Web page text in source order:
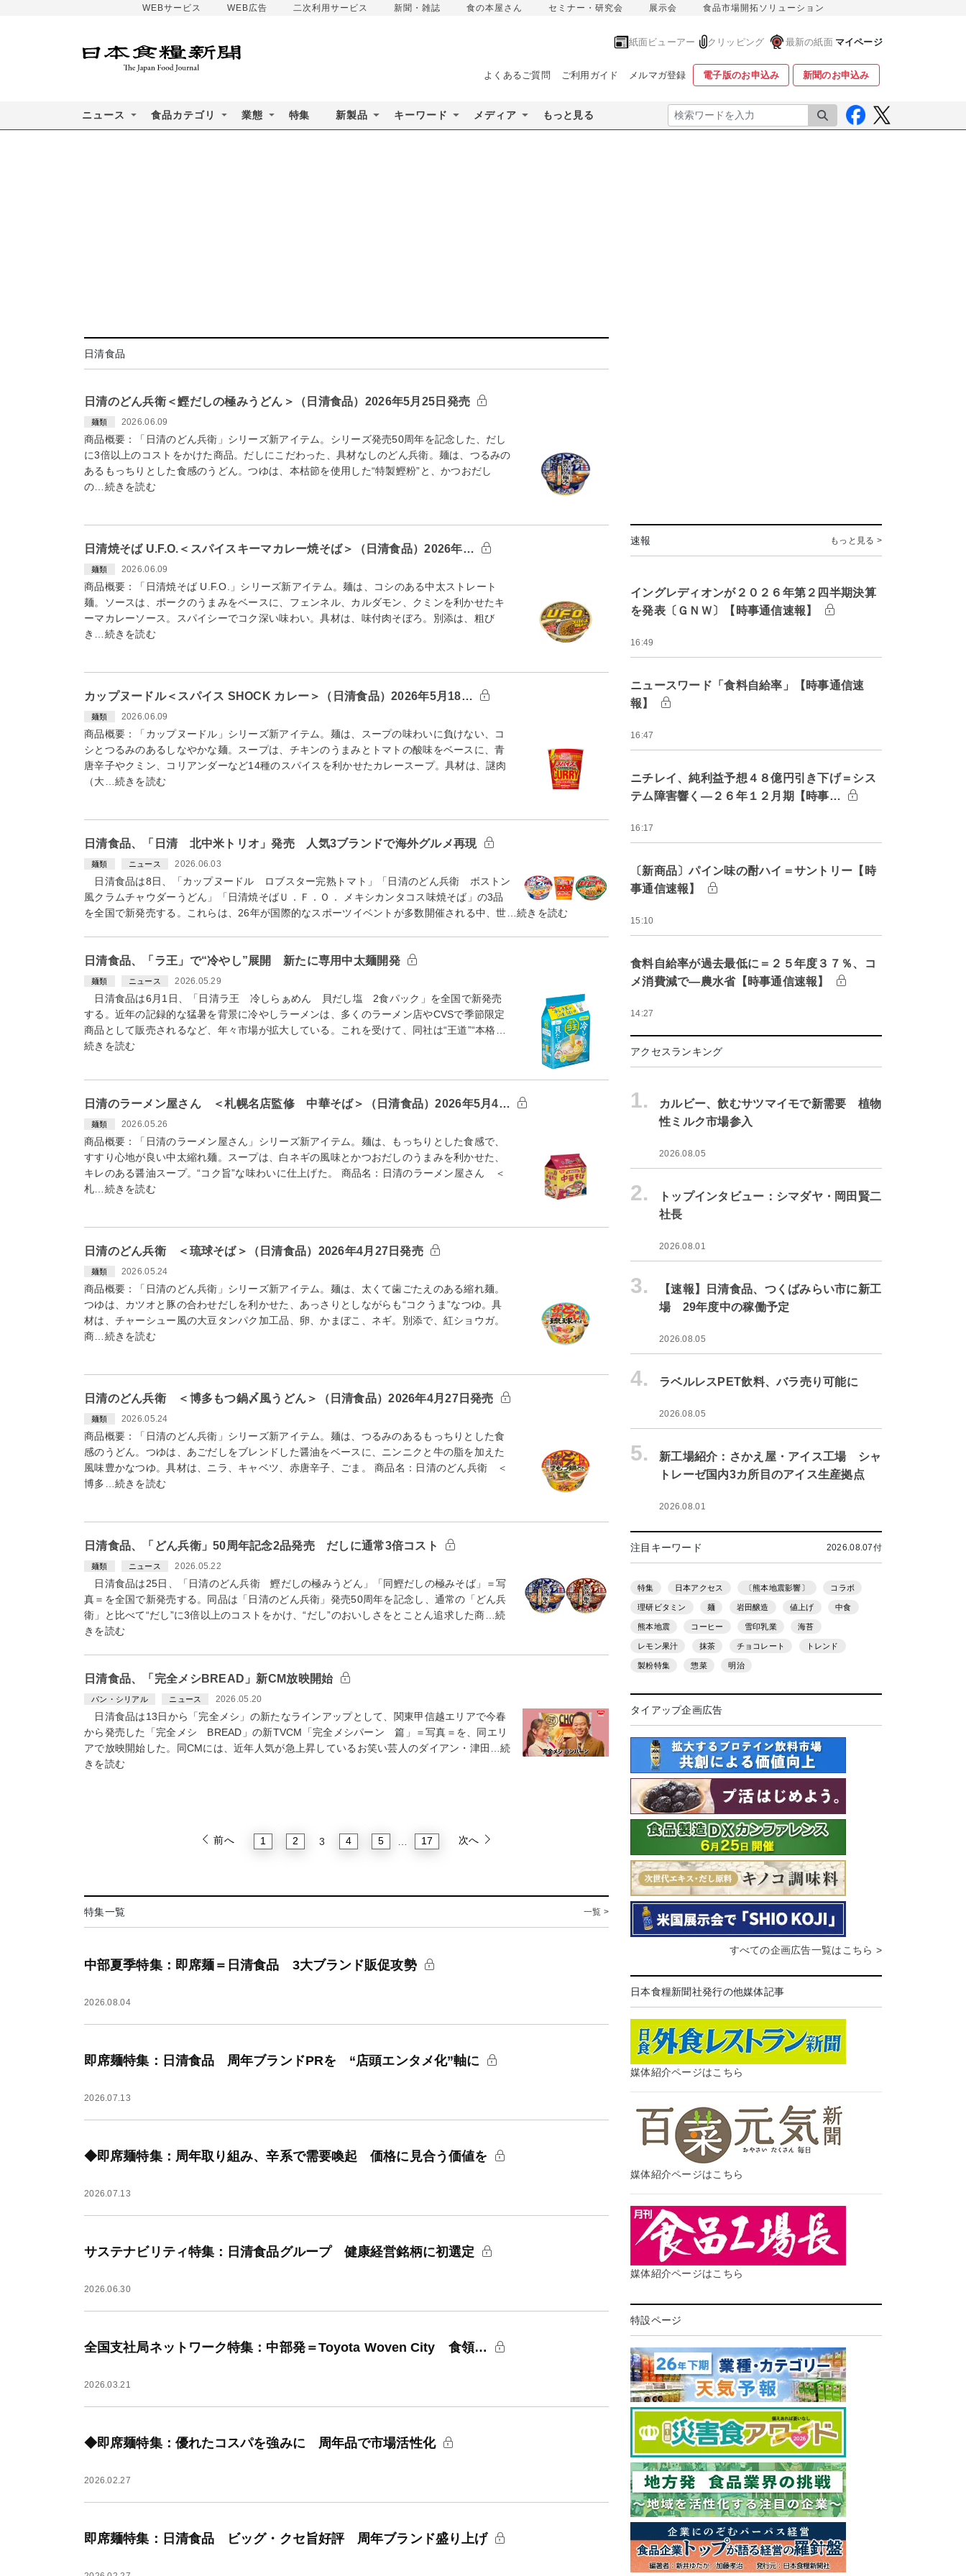
WEBサービス WEB広告 二次利用サービス 新聞・雑誌 食の本屋さん セミナー・研究会 展示会 食品市場開拓ソリューション
紙面ビューアー クリッピング 最新の紙面 マイページ
よくあるご質問 ご利用ガイド メルマガ登録 電子版のお申込み 新聞のお申込み
ニュース 食品カテゴリ 業態 特集 新製品 キーワード メディア もっと見る 検索
日清食品
日清のどん兵衛＜鰹だしの極みうどん＞（日清食品）2026年5月25日発売
麺類 2026.06.09
商品概要：「日清のどん兵衛」シリーズ新アイテム。シリーズ発売50周年を記念した、だし
に3倍以上のコストをかけた商品。だしにこだわった、具材なしのどん兵衛。麺は、つるみの
あるもっちりとした食感のうどん。つゆは、本枯節を使用した“特製鰹粉”と、かつおだし
の…続きを読む
日清焼そば U.F.O.＜スパイスキーマカレー焼そば＞（日清食品）2026年…
麺類 2026.06.09
商品概要：「日清焼そば U.F.O.」シリーズ新アイテム。麺は、コシのある中太ストレート
麺。ソースは、ポークのうまみをベースに、フェンネル、カルダモン、クミンを利かせたキ
ーマカレーソース。スパイシーでコク深い味わい。具材は、味付肉そぼろ。別添は、粗び
き…続きを読む
カップヌードル＜スパイス SHOCK カレー＞（日清食品）2026年5月18…
麺類 2026.06.09
商品概要：「カップヌードル」シリーズ新アイテム。麺は、スープの味わいに負けない、コ
シとつるみのあるしなやかな麺。スープは、チキンのうまみとトマトの酸味をベースに、青
唐辛子やクミン、コリアンダーなど14種のスパイスを利かせたカレースープ。具材は、謎肉
（大…続きを読む
日清食品、「日清 北中米トリオ」発売 人気3ブランドで海外グルメ再現
麺類 ニュース 2026.06.03
日清食品は8日、「カップヌードル ロブスター完熟トマト」「日清のどん兵衛 ボストン
風クラムチャウダーうどん」「日清焼そばＵ．Ｆ．Ｏ． メキシカンタコス味焼そば」の3品
を全国で新発売する。これらは、26年が国際的なスポーツイベントが多数開催される中、世…続きを読む
日清食品、「ラ王」で“冷やし”展開 新たに専用中太麺開発
麺類 ニュース 2026.05.29
日清食品は6月1日、「日清ラ王 冷しらぁめん 貝だし塩 2食パック」を全国で新発売
する。近年の記録的な猛暑を背景に冷やしラーメンは、多くのラーメン店やCVSで季節限定
商品として販売されるなど、年々市場が拡大している。これを受けて、同社は“王道”“本格…
続きを読む
日清のラーメン屋さん ＜札幌名店監修 中華そば＞（日清食品）2026年5月4…
麺類 2026.05.26
商品概要：「日清のラーメン屋さん」シリーズ新アイテム。麺は、もっちりとした食感で、
すすり心地が良い中太縮れ麺。スープは、白ネギの風味とかつおだしのうまみを利かせた、
キレのある醤油スープ。“コク旨”な味わいに仕上げた。 商品名：日清のラーメン屋さん ＜
札…続きを読む
日清のどん兵衛 ＜琉球そば＞（日清食品）2026年4月27日発売
麺類 2026.05.24
商品概要：「日清のどん兵衛」シリーズ新アイテム。麺は、太くて歯ごたえのある縮れ麺。
つゆは、カツオと豚の合わせだしを利かせた、あっさりとしながらも“コクうま”なつゆ。具
材は、チャーシュー風の大豆タンパク加工品、卵、かまぼこ、ネギ。別添で、紅ショウガ。
商…続きを読む
日清のどん兵衛 ＜博多もつ鍋〆風うどん＞（日清食品）2026年4月27日発売
麺類 2026.05.24
商品概要：「日清のどん兵衛」シリーズ新アイテム。麺は、つるみのあるもっちりとした食
感のうどん。つゆは、あごだしをブレンドした醤油をベースに、ニンニクと牛の脂を加えた
風味豊かなつゆ。具材は、ニラ、キャベツ、赤唐辛子、ごま。 商品名：日清のどん兵衛 ＜
博多…続きを読む
日清食品、「どん兵衛」50周年記念2品発売 だしに通常3倍コスト
麺類 ニュース 2026.05.22
日清食品は25日、「日清のどん兵衛 鰹だしの極みうどん」「同鰹だしの極みそば」＝写
真＝を全国で新発売する。同品は「日清のどん兵衛」発売50周年を記念し、通常の「どん兵
衛」と比べて“だし”に3倍以上のコストをかけ、“だし”のおいしさをとことん追求した商…続
きを読む
日清食品、「完全メシBREAD」新CM放映開始
パン・シリアル ニュース 2026.05.20
日清食品は13日から「完全メシ」の新たなラインアップとして、関東甲信越エリアで今春
から発売した「完全メシ BREAD」の新TVCM「完全メシパーン 篇」＝写真＝を、同エリ
アで放映開始した。同CMには、近年人気が急上昇しているお笑い芸人のダイアン・津田…続
きを読む
前へ 1 2 3 4 5 17 次へ
特集一覧 一覧 >
中部夏季特集：即席麺＝日清食品 3大ブランド販促攻勢
2026.08.04
即席麺特集：日清食品 周年ブランドPRを “店頭エンタメ化”軸に
2026.07.13
◆即席麺特集：周年取り組み、辛系で需要喚起 価格に見合う価値を
2026.07.13
サステナビリティ特集：日清食品グループ 健康経営銘柄に初選定
2026.06.30
全国支社局ネットワーク特集：中部発＝Toyota Woven City 食領…
2026.03.21
◆即席麺特集：優れたコスパを強みに 周年品で市場活性化
2026.02.27
即席麺特集：日清食品 ビッグ・クセ旨好評 周年ブランド盛り上げ
速報 もっと見る >
イングレディオンが２０２６年第２四半期決算
を発表〔ＧＮＷ〕【時事通信速報】
16:49
ニュースワード「食料自給率」【時事通信速
報】
16:47
ニチレイ、純利益予想４８億円引き下げ＝シス
テム障害響く―２６年１２月期【時事…
16:17
〔新商品〕パイン味の酎ハイ＝サントリー【時
事通信速報】
15:10
食料自給率が過去最低に＝２５年度３７％、コ
メ消費減で―農水省【時事通信速報】
14:27
アクセスランキング
1.
カルビー、飲むサツマイモで新需要 植物
性ミルク市場参入
2026.08.05
2.
トップインタビュー：シマダヤ・岡田賢二
社長
2026.08.01
3.
【速報】日清食品、つくばみらい市に新工
場 29年度中の稼働予定
2026.08.05
4. ラベルレスPET飲料、バラ売り可能に
2026.08.05
5.
新工場紹介：さかえ屋・アイス工場 シャ
トレーゼ国内3カ所目のアイス生産拠点
2026.08.01
注目キーワード 2026.08.07付
特集 日本アクセス 〔熊本地震影響〕 コラボ
理研ビタミン 麺 岩田醸造 値上げ 中食
熊本地震 コーヒー 雪印乳業 海苔
レモン果汁 抹茶 チョコレート トレンド
製粉特集 惣菜 明治
タイアップ企画広告
すべての企画広告一覧はこちら >
日本食糧新聞社発行の他媒体記事
媒体紹介ページはこちら
媒体紹介ページはこちら
媒体紹介ページはこちら
特設ページ